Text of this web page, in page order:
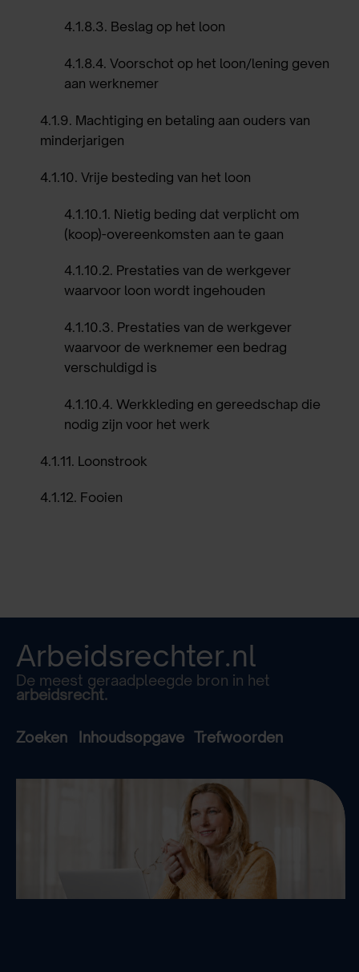
4.1.8.3. Beslag op het loon
4.1.8.4. Voorschot op het loon/lening geven
aan werknemer
4.1.9. Machtiging en betaling aan ouders van
minderjarigen
4.1.10. Vrije besteding van het loon
4.1.10.1. Nietig beding dat verplicht om
(koop)-overeenkomsten aan te gaan
4.1.10.2. Prestaties van de werkgever
waarvoor loon wordt ingehouden
4.1.10.3. Prestaties van de werkgever
waarvoor de werknemer een bedrag
verschuldigd is
4.1.10.4. Werkkleding en gereedschap die
nodig zijn voor het werk
4.1.11. Loonstrook
4.1.12. Fooien
Arbeidsrechter.nl
De meest geraadpleegde bron in het
arbeidsrecht.
Zoeken Inhoudsopgave Trefwoorden